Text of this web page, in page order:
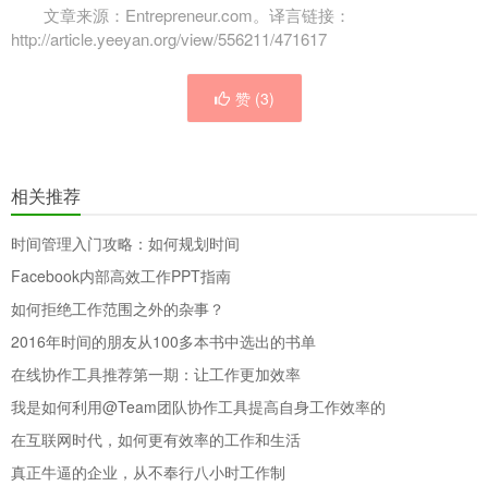
文章来源：Entrepreneur.com。译言链接：
http://article.yeeyan.org/view/556211/471617
赞 (3)
相关推荐
时间管理入门攻略：如何规划时间
Facebook内部高效工作PPT指南
如何拒绝工作范围之外的杂事？
2016年时间的朋友从100多本书中选出的书单
在线协作工具推荐第一期：让工作更加效率
我是如何利用@Team团队协作工具提高自身工作效率的
在互联网时代，如何更有效率的工作和生活
真正牛逼的企业，从不奉行八小时工作制